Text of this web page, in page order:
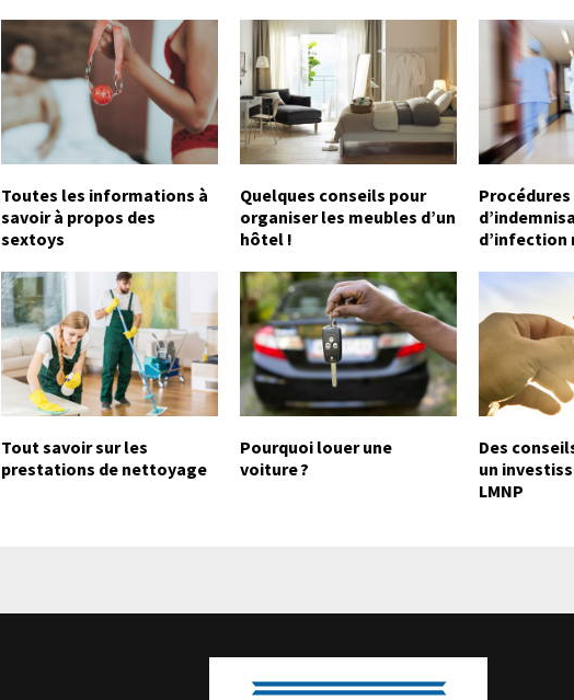
Toutes les informations à
savoir à propos des
sextoys
Quelques conseils pour
organiser les meubles d’un
hôtel !
Procédures
d’infection
Tout savoir sur les
prestations de nettoyage
Pourquoi louer une
voiture ?
Des
un
LMNP